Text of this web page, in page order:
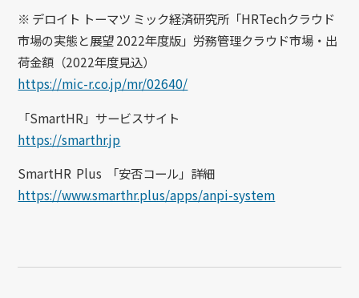
※ デロイト トーマツ ミック経済研究所「HRTechクラウド
市場の実態と展望 2022年度版」労務管理クラウド市場・出
荷金額（2022年度見込）
https://mic-r.co.jp/mr/02640/
「SmartHR」サービスサイト
https://smarthr.jp
SmartHR Plus 「安否コール」詳細
https://www.smarthr.plus/apps/anpi-system